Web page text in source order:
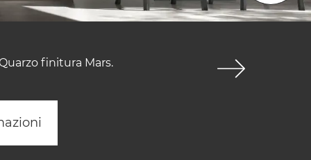
finitura Mars.